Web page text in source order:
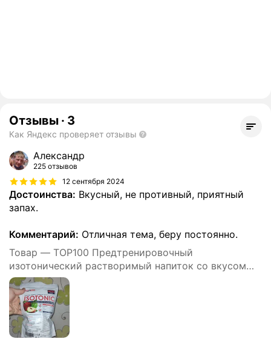
Отзывы · 3
Как Яндекс проверяет отзывы
Александр
225 отзывов
12 сентября 2024
Достоинства: Вкусный, не противный, приятный
запах.
Комментарий: Отличная тема, беру постоянно.
Товар — TOP100 Предтренировочный
изотонический растворимый напиток со вкусом
Яблоко 500г